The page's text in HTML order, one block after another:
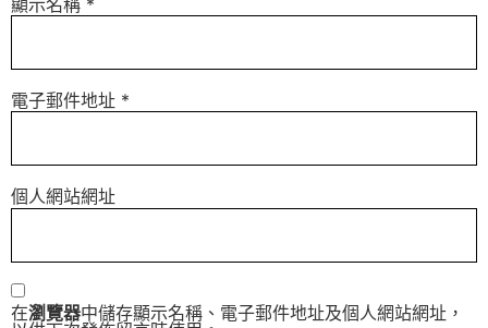
電子郵件地址 *
個人網站網址
在瀏覽器中儲存顯示名稱、電子郵件地址及個人網站網址，